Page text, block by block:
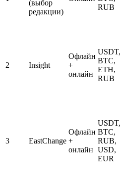
(выбор
редакции)
RUB
2 Insight
Офлайн
+
онлайн
USDT,
BTC,
ETH,
RUB
3 EastChange
Офлайн
+
онлайн
USDT,
BTC,
RUB,
USD,
EUR